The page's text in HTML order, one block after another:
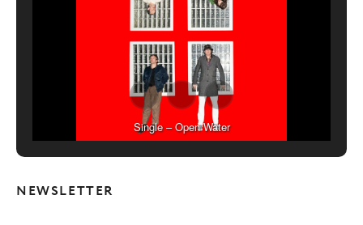
Single – Open Water
NEWSLETTER